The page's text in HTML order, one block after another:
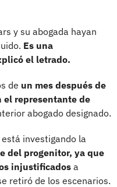
y su abogada hayan
Es una
el letrado.
de un mes después de
el representante de
abogado designado.
investigando la
del progenitor, ya que
injustificados a
retiró de los escenarios.